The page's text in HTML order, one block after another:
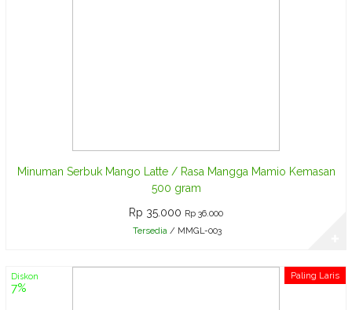
Minuman Serbuk Mango Latte / Rasa Mangga Mamio Kemasan
500 gram
Rp 35.000 Rp 36.000
Tersedia / MMGL-003
Paling Laris
Diskon
7%